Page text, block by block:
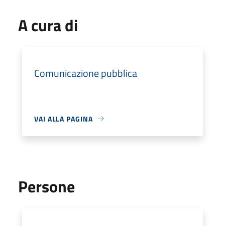
A cura di
Comunicazione pubblica
VAI ALLA PAGINA
Persone